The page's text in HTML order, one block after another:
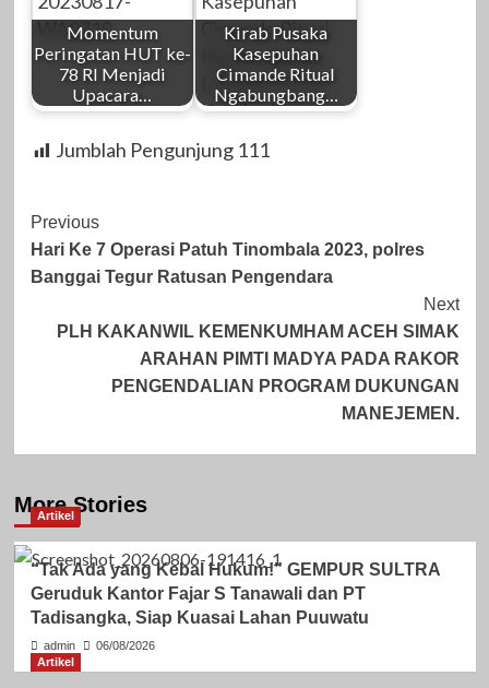
Momentum
Peringatan HUT ke-
78 RI Menjadi
Upacara…
Kirab Pusaka
Kasepuhan
Cimande Ritual
Ngabungbang…
Jumblah Pengunjung 111
Post
Navigation
Previous
Hari Ke 7 Operasi Patuh Tinombala 2023, polres
Banggai Tegur Ratusan Pengendara
Next
PLH KAKANWIL KEMENKUMHAM ACEH SIMAK
ARAHAN PIMTI MADYA PADA RAKOR
PENGENDALIAN PROGRAM DUKUNGAN
MANEJEMEN.
More Stories
Artikel
“Tak Ada yang Kebal Hukum!” GEMPUR SULTRA
Geruduk Kantor Fajar S Tanawali dan PT
Tadisangka, Siap Kuasai Lahan Puuwatu
admin
06/08/2026
Artikel